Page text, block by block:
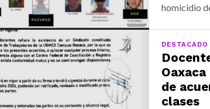
homicidio
DESTACADO
de
clases